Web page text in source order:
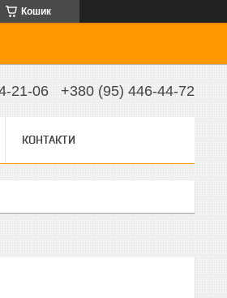
Кошик
21-06 +380 (95) 446-44-72
КОНТАКТИ